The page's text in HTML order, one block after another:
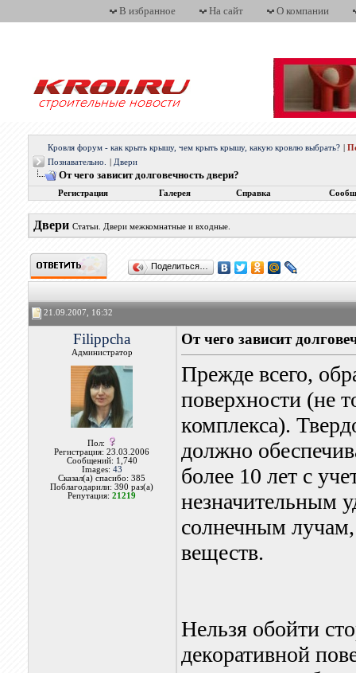
В избранное На сайт О компании
Кровля форум - как крыть крышу, чем крыть крышу, какую кровлю выбрать?
Познавательно.
Двери
От чего зависит долговечность двери?
Регистрация Галерея Справка
Двери Статьи. Двери межкомнатные и входные.
Поделиться…
21.09.2007, 16:32
Filippcha
Администратор
Пол:
Регистрация: 23.03.2006
Сообщений: 1,740
Images: 43
Сказал(а) спасибо: 385
Поблагодарили: 390 раз(а)
Репутация:21219
От чего зависит
Прежде всего,
поверхности (не
комплекса).
должно
более 10 лет с
незначительным
солнечным
веществ.
Нельзя обойти
декоративной